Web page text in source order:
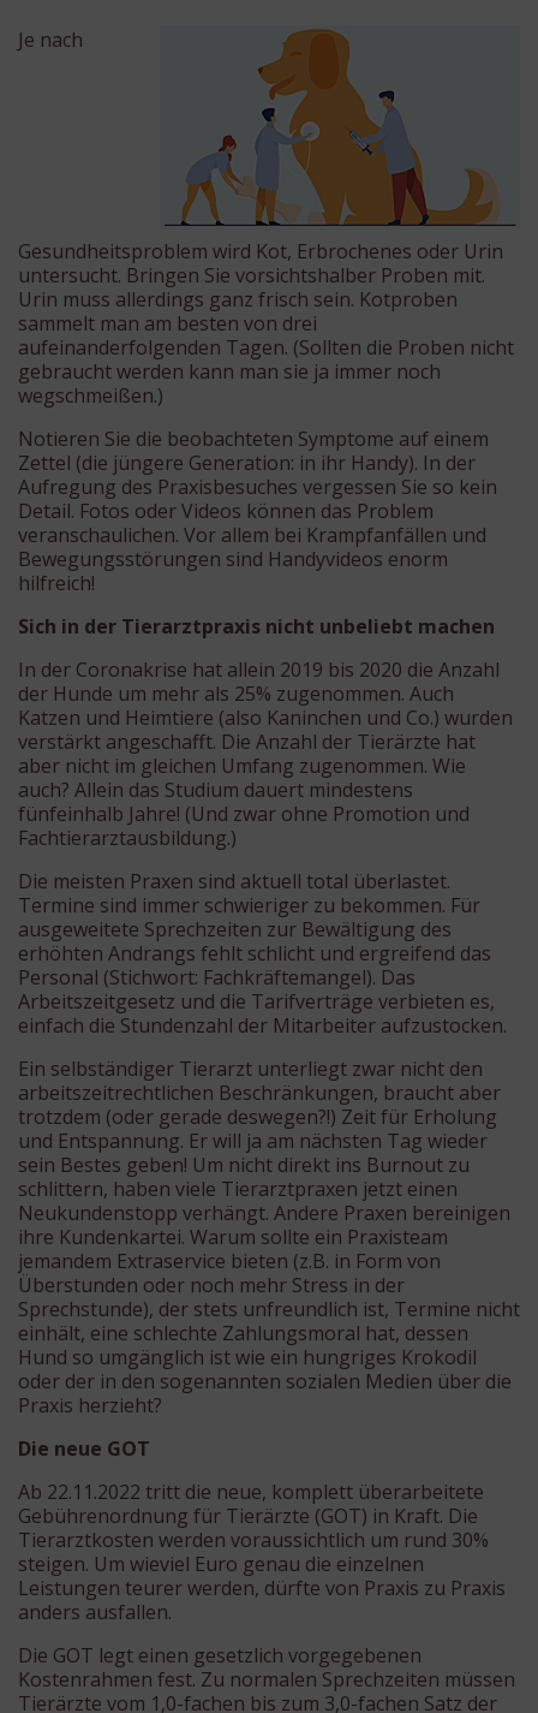
Je nach
Gesundheitsproblem wird Kot, Erbrochenes oder Urin
untersucht. Bringen Sie vorsichtshalber Proben mit.
Urin muss allerdings ganz frisch sein. Kotproben
sammelt man am besten von drei
aufeinanderfolgenden Tagen. (Sollten die Proben nicht
gebraucht werden kann man sie ja immer noch
wegschmeißen.)
Notieren Sie die beobachteten Symptome auf einem
Zettel (die jüngere Generation: in ihr Handy). In der
Aufregung des Praxisbesuches vergessen Sie so kein
Detail. Fotos oder Videos können das Problem
veranschaulichen. Vor allem bei Krampfanfällen und
Bewegungsstörungen sind Handyvideos enorm
hilfreich!
Sich in der Tierarztpraxis nicht unbeliebt machen
In der Coronakrise hat allein 2019 bis 2020 die Anzahl
der Hunde um mehr als 25% zugenommen. Auch
Katzen und Heimtiere (also Kaninchen und Co.) wurden
verstärkt angeschafft. Die Anzahl der Tierärzte hat
aber nicht im gleichen Umfang zugenommen. Wie
auch? Allein das Studium dauert mindestens
fünfeinhalb Jahre! (Und zwar ohne Promotion und
Fachtierarztausbildung.)
Die meisten Praxen sind aktuell total überlastet.
Termine sind immer schwieriger zu bekommen. Für
ausgeweitete Sprechzeiten zur Bewältigung des
erhöhten Andrangs fehlt schlicht und ergreifend das
Personal (Stichwort: Fachkräftemangel). Das
Arbeitszeitgesetz und die Tarifverträge verbieten es,
einfach die Stundenzahl der Mitarbeiter aufzustocken.
Ein selbständiger Tierarzt unterliegt zwar nicht den
arbeitszeitrechtlichen Beschränkungen, braucht aber
trotzdem (oder gerade deswegen?!) Zeit für Erholung
und Entspannung. Er will ja am nächsten Tag wieder
sein Bestes geben! Um nicht direkt ins Burnout zu
schlittern, haben viele Tierarztpraxen jetzt einen
Neukundenstopp verhängt. Andere Praxen bereinigen
ihre Kundenkartei. Warum sollte ein Praxisteam
jemandem Extraservice bieten (z.B. in Form von
Überstunden oder noch mehr Stress in der
Sprechstunde), der stets unfreundlich ist, Termine nicht
einhält, eine schlechte Zahlungsmoral hat, dessen
Hund so umgänglich ist wie ein hungriges Krokodil
oder der in den sogenannten sozialen Medien über die
Praxis herzieht?
Die neue GOT
Ab 22.11.2022 tritt die neue, komplett überarbeitete
Gebührenordnung für Tierärzte (GOT) in Kraft. Die
Tierarztkosten werden voraussichtlich um rund 30%
steigen. Um wieviel Euro genau die einzelnen
Leistungen teurer werden, dürfte von Praxis zu Praxis
anders ausfallen.
Die GOT legt einen gesetzlich vorgegebenen
Kostenrahmen fest. Zu normalen Sprechzeiten müssen
Tierärzte vom 1,0-fachen bis zum 3,0-fachen Satz der